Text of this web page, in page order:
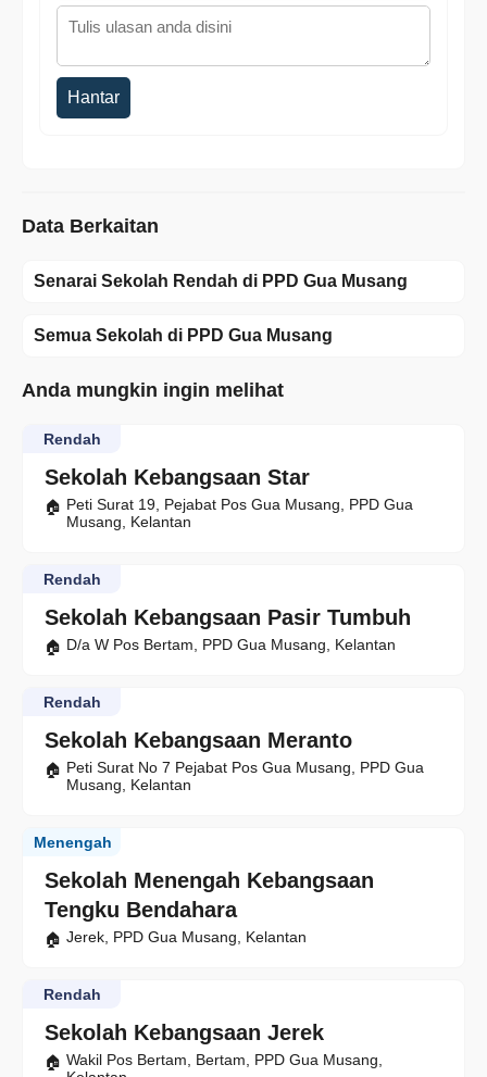
Hantar
Data Berkaitan
Senarai Sekolah Rendah di PPD Gua Musang
Semua Sekolah di PPD Gua Musang
Anda mungkin ingin melihat
Sekolah Kebangsaan Star
Rendah
Peti Surat 19, Pejabat Pos Gua Musang, PPD Gua
Musang, Kelantan
Sekolah Kebangsaan Pasir Tumbuh
Rendah
D/a W Pos Bertam, PPD Gua Musang, Kelantan
Sekolah Kebangsaan Meranto
Rendah
Peti Surat No 7 Pejabat Pos Gua Musang, PPD Gua
Musang, Kelantan
Sekolah Menengah Kebangsaan
Tengku Bendahara
Menengah
Jerek, PPD Gua Musang, Kelantan
Sekolah Kebangsaan Jerek
Rendah
Wakil Pos Bertam, Bertam, PPD Gua Musang,